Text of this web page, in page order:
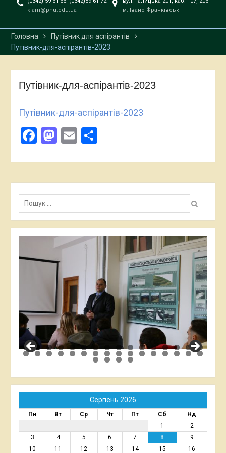
відкритих лекції
Пєняка
Захист кваліфікаційних
робіт відбувся!!!
klam@pnu.edu.ua
м. Івано-Франківськ
Головна
Путівник для аспірантів
Путівник-для-аспірантів-2023
Путівник-для-аспірантів-2023
Путівник-для-аспірантів-2023
Facebook
Mastodon
EmailПоділитися
Пошук:
Серпень 2026
Пн Вт Ср Чт Пт Сб
Нд
1
2
3
4 5 6 7 8
9
10
11 12 13 14 15 16